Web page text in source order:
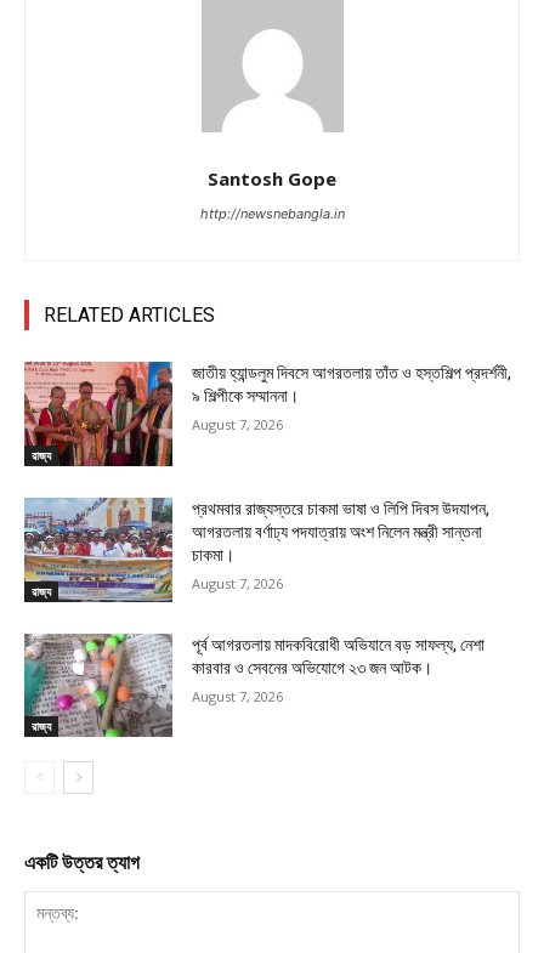
Santosh Gope
http://newsnebangla.in
RELATED ARTICLES
রাজ্য
জাতীয় হ্যান্ডলুম দিবসে আগরতলায় তাঁত ও হস্তশিল্প প্রদর্শনী,
৯ শিল্পীকে সম্মাননা।
August 7, 2026
রাজ্য
প্রথমবার রাজ্যস্তরে চাকমা ভাষা ও লিপি দিবস উদযাপন,
আগরতলায় বর্ণাঢ্য পদযাত্রায় অংশ নিলেন মন্ত্রী সান্তনা
চাকমা।
August 7, 2026
রাজ্য
পূর্ব আগরতলায় মাদকবিরোধী অভিযানে বড় সাফল্য, নেশা
কারবার ও সেবনের অভিযোগে ২৩ জন আটক।
August 7, 2026
একটি উত্তর ত্যাগ